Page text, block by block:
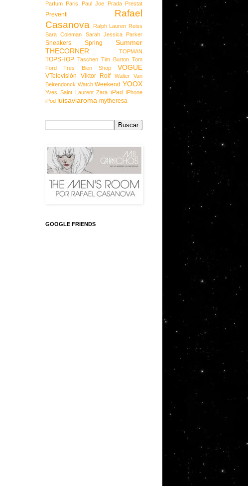
Parfum
Paris Paul Joe Prada Prestat
Preventi
Rafael
Casanova
Ralph Lauren Reiss
Sara Coleman
Sarah Jessica Parker
Sneakers Spring
Summer
THECORNER
TOPMAN
TOPSHOP Taschen Tim Burton Tom
Ford
Tres Bien Shop VOGUE
VTelevisión Viktor Rolf
Walter Van
Beirendonck Watch Weekend YOOX
Yves Saint Laurent Zara iPad
iPhone
iPod luisaviaroma mytheresa
GOOGLE FRIENDS